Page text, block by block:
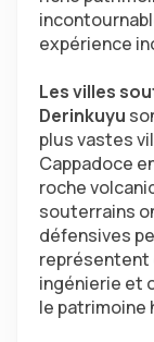
expérience
Les villes
Derinkuyu
plus vastes
Cappadoce
roche
souterrains
défensives
représentent
ingénierie et
le patrimoine